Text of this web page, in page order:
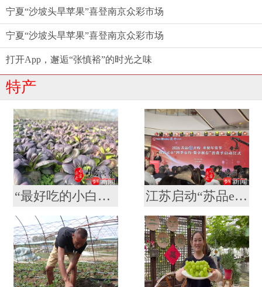
宁夏“沙坡头旱苹果”喜登南京众彩市场
宁夏“沙坡头旱苹果”喜登南京众彩市场
打开App，邂逅“张慎裕”的时光之味
特产
“最好吃的小白菜”是紫色的！获得大奖的南农“紫秀丽006”火了 江苏启动“苏品e齐购 欢聚年货节”活动 南京超400场特色促销活动等你来